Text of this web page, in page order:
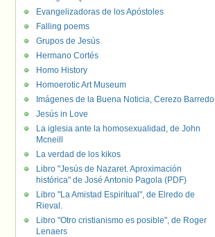
Evangelizadoras de los Apóstoles
Falling poems
Grupos de Jesús
Hermano Cortés
Homo History
Homoerotic Art Museum
Imágenes de la Buena Noticia, Cerezo Barredo
Jesús in Love
La iglesia ante la homosexualidad, de John
Mcneill
La verdad de los kikos
Libro "Jesús de Nazaret. Aproximación
histórica" de José Antonio Pagola (PDF)
Libro "La Amistad Espiritual", de Elredo de
Rieval.
Libro "Otro cristianismo es posible", de Roger
Lenaers